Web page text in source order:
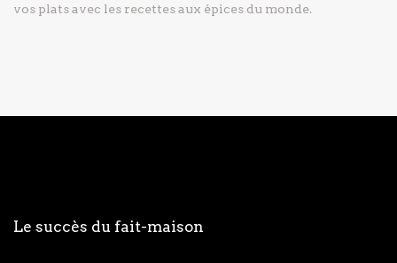
vos plats avec les recettes aux épices du monde.
Le succès du fait-maison